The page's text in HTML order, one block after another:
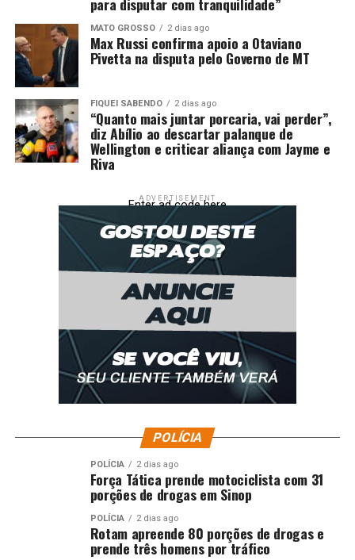
MATO GROSSO 2 dias ago
Max Russi confirma apoio a Otaviano
Pivetta na disputa pelo Governo de MT
FIQUEI SABENDO 2 dias ago
“Quanto mais juntar porcaria, vai perder”,
diz Abílio ao descartar palanque de
Wellington e criticar aliança com Jayme e
Riva
ADVERTISEMENT
Enter ad code here
POLÍCIA
POLÍCIA 2 dias ago
Força Tática prende motociclista com 31
porções de drogas em Sinop
POLÍCIA 2 dias ago
Rotam apreende 80 porções de drogas e
prende três homens por tráfico